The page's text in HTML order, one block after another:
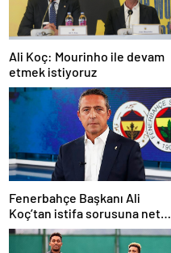
Ali Koç: Mourinho ile devam
etmek istiyoruz
Fenerbahçe Başkanı Ali
Koç’tan istifa sorusuna net
yanıt! Mourinho’ya gelen dev
teklifi açıkladı